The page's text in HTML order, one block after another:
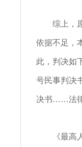
综上，原
依据不足，
此，判决如
号民事判决
决书……法
《最高人